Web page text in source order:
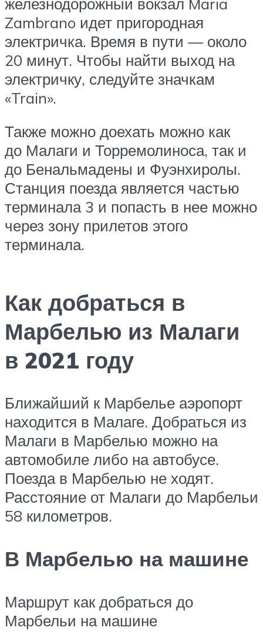
Zambrano идет пригородная
электричка. Время в пути — около
20 минут. Чтобы найти выход на
электричку, следуйте значкам
«Train».
Также можно доехать можно как
до Малаги и Торремолиноса, так и
до Бенальмадены и Фуэнхиролы.
Станция поезда является частью
терминала 3 и попасть в нее можно
через зону прилетов этого
терминала.
Как добраться в
Марбелью из Малаги
в 2021 году
Ближайший к Марбелье аэропорт
находится в Малаге. Добраться из
Малаги в Марбелью можно на
автомобиле либо на автобусе.
Поезда в Марбелью не ходят.
Расстояние от Малаги до Марбельи
58 километров.
В Марбелью на машине
Маршрут как добраться до
Марбельи на машине